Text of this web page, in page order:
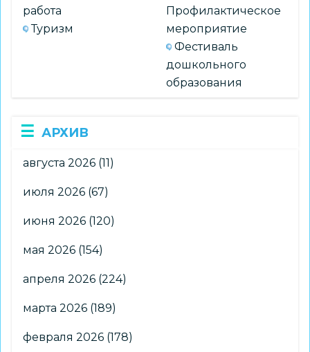
работа
Туризм
Профилактическое
мероприятие
Фестиваль
дошкольного
образования
АРХИВ
августа 2026 (11)
июля 2026 (67)
июня 2026 (120)
мая 2026 (154)
апреля 2026 (224)
марта 2026 (189)
февраля 2026 (178)